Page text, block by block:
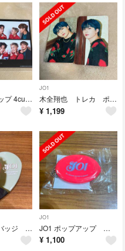
JO1 ポップアップ 4cut 河野純喜 川尻蓮 與那城奨
JO1
木全翔也 トレカ ポップアップ jo1
¥ 1,199
川西拓実 缶バッジ ポップアップ トレカまとめ
JO1
JO1 ポップアップ コインケース
¥ 1,100